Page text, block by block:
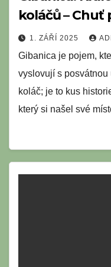
koláčů – Chuť
1. ZÁŘÍ 2025
Gibanica je pojem,
vyslovují s
koláč; je to kus
který si našel své